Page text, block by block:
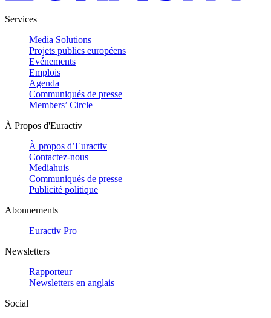
Services
Media Solutions
Projets publics européens
Evénements
Emplois
Agenda
Communiqués de presse
Members’ Circle
À Propos d'Euractiv
À propos d’Euractiv
Contactez-nous
Mediahuis
Communiqués de presse
Publicité politique
Abonnements
Euractiv Pro
Newsletters
Rapporteur
Newsletters en anglais
Social